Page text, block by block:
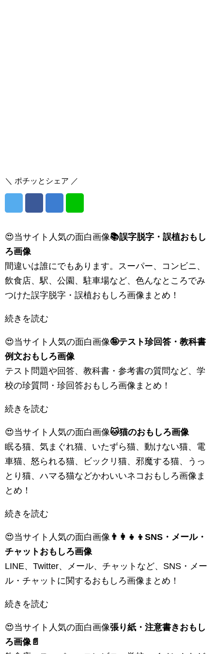
＼ ポチッとシェア ／
😍当サイト人気の面白画像📚誤字脱字・誤植おもし
ろ画像
間違いは誰にでもあります。スーパー、コンビニ、
飲食店、駅、公園、駐車場など、色んなところでみ
つけた誤字脱字・誤植おもしろ画像まとめ！
続きを読む
😍当サイト人気の面白画像🤪テスト珍回答・教科書
例文おもしろ画像
テスト問題や回答、教科書・参考書の質問など、学
校の珍質問・珍回答おもしろ画像まとめ！
続きを読む
😍当サイト人気の面白画像🐱猫のおもしろ画像
眠る猫、気まぐれ猫、いたずら猫、動けない猫、電
車猫、怒られる猫、ビックリ猫、邪魔する猫、うっ
とり猫、ハマる猫などかわいいネコおもしろ画像ま
とめ！
続きを読む
😍当サイト人気の面白画像 👨‍👩‍👧‍👦SNS・メール・
チャットおもしろ画像
LINE、Twitter、メール、チャットなど、SNS・メー
ル・チャットに関するおもしろ画像まとめ！
続きを読む
😍当サイト人気の面白画像張り紙・注意書きおもし
ろ画像📄